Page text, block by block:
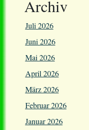
Archiv
Juli 2026
Juni 2026
Mai 2026
April 2026
März 2026
Februar 2026
Januar 2026